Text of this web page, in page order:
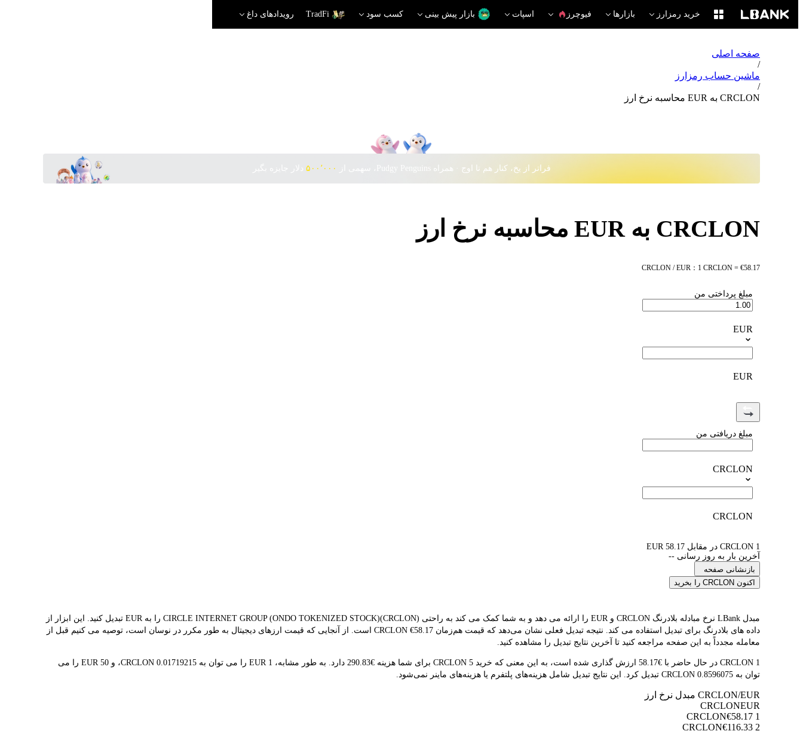
خرید رمزارز بازارها فیوچرز اسپات بازار پیش بینی کسب سود TradFi رویدادهای داغ
صفحه اصلی
/
ماشین حساب رمزارز
/
CRCLON به EUR محاسبه نرخ ارز
فراتر از یخ، کنار هم تا اوج · همراه Pudgy Penguins، سهمی از ۵۰۰٬۰۰۰
CRCLON به EUR محاسبه نرخ ارز
CRCLON / EUR：1 CRCLON = €58.17
مبلغ پرداختی من
EUR
EUR
مبلغ دریافتی من
CRCLON
CRCLON
1 CRCLON در مقابل 58.17 EUR
آخرین بار به روز رسانی --
بازنشانی صفحه
اکنون CRCLON را بخرید
مبدل LBank نرخ مبادله بلادرنگ CRCLON و EUR را ارائه می دهد و به شما کمک می کند به راحتی CIRCLE INTERNET GROUP (ONDO TOKENIZED STOCK)(CRCLON) را به EUR تبدیل کنید. این ابزار از
داده های بلادرنگ برای تبدیل استفاده می کند. نتیجه تبدیل فعلی نشان می‌دهد که قیمت هم‌زمان CRCLON €58.17 است. از آنجایی که قیمت ارزهای دیجیتال به طور مکرر در نوسان است، توصیه می کنیم قبل از
معامله مجدداً به این صفحه مراجعه کنید تا آخرین نتایج تبدیل را مشاهده کنید.
1 CRCLON در حال حاضر با €58.17 ارزش گذاری شده است، به این معنی که خرید 5 CRCLON برای شما هزینه €290.83 دارد. به طور مشابه، 1 EUR را می توان به 0.01719215 CRCLON، و 50 EUR را می
توان به 0.8596075 CRCLON تبدیل کرد. این نتایج تبدیل شامل هزینه‌های پلتفرم یا هزینه‌های ماینر نمی‌شود.
CRCLON/EUR مبدل نرخ ارز
CRCLONEUR
1 CRCLON
€58.17
2 CRCLON
€116.33